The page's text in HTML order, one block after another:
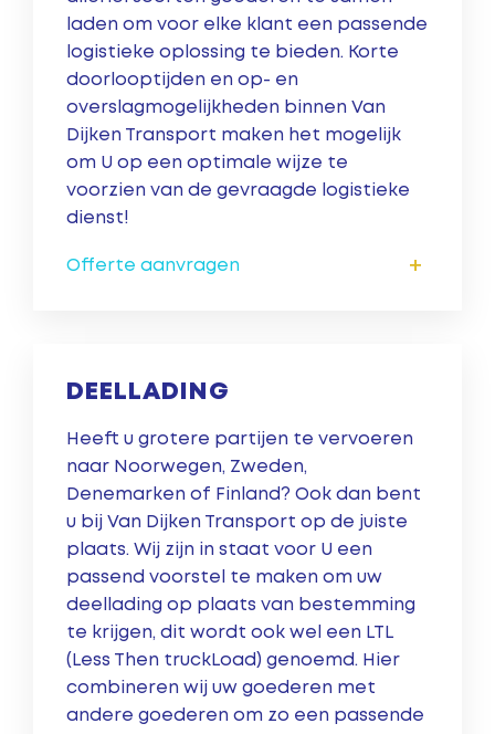
laden om voor elke klant een passende
logistieke oplossing te bieden. Korte
doorlooptijden en op- en
overslagmogelijkheden binnen Van
Dijken Transport maken het mogelijk
om U op een optimale wijze te
voorzien van de gevraagde logistieke
dienst!
Offerte aanvragen +
DEELLADING
Heeft u grotere partijen te vervoeren
naar Noorwegen, Zweden,
Denemarken of Finland? Ook dan bent
u bij Van Dijken Transport op de juiste
plaats. Wij zijn in staat voor U een
passend voorstel te maken om uw
deellading op plaats van bestemming
te krijgen, dit wordt ook wel een LTL
(Less Then truckLoad) genoemd. Hier
combineren wij uw goederen met
andere goederen om zo een passende